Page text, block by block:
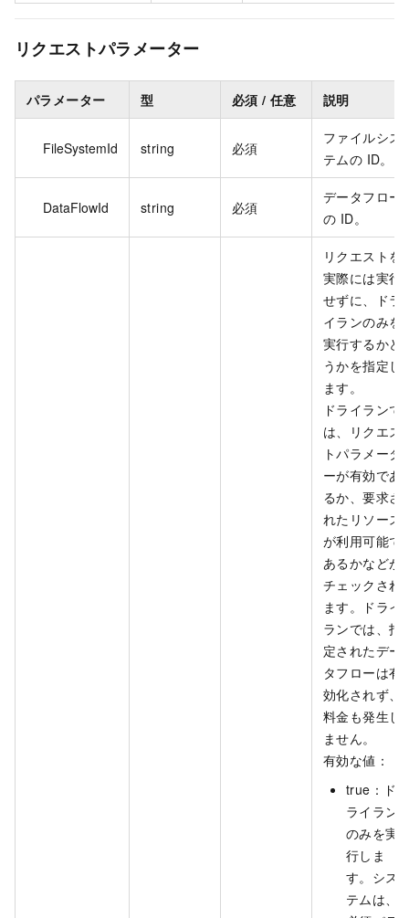
リクエストパラメーター
パラメーター 型 必須 / 任意 説明
FileSystemId string 必須
ファイルシス
テムの ID。
DataFlowId string 必須
データフロー
の ID。
リクエストを
実際には実行
せずに、ドラ
イランのみを
実行するかど
うかを指定し
ます。
ドライランで
は、リクエス
トパラメータ
ーが有効であ
るか、要求さ
れたリソース
が利用可能で
あるかなどが
チェックされ
ます。ドライ
ランでは、指
定されたデー
タフローは有
効化されず、
料金も発生し
ません。
有効な値：
true：ド
ライラン
のみを実
行しま
す。シス
テムは、